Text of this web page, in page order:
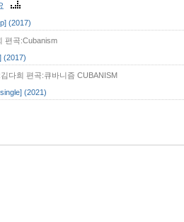
(2017)
편곡:Cubanism
(2017)
다희 편곡:큐바니즘 CUBANISM
(2021)